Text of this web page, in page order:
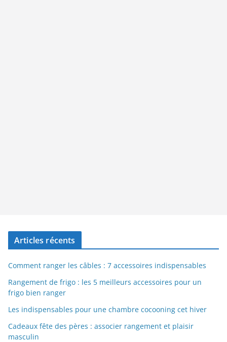
Articles récents
Comment ranger les câbles : 7 accessoires indispensables
Rangement de frigo : les 5 meilleurs accessoires pour un
frigo bien ranger
Les indispensables pour une chambre cocooning cet hiver
Cadeaux fête des pères : associer rangement et plaisir
masculin